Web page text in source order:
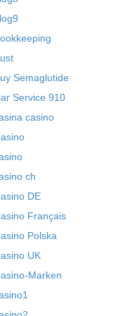
Semaglutide
Service 910
casino
ch
DE
Français
Polska
UK
Marken